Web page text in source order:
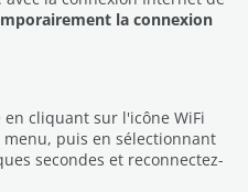
la connexion
en cliquant sur l'icône WiFi
puis en sélectionnant
secondes et reconnectez-